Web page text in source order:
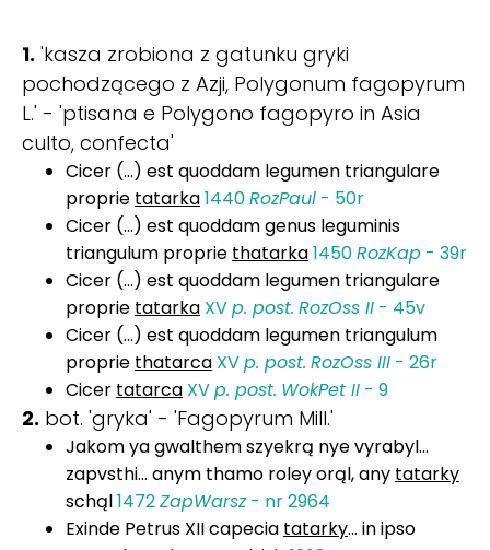
1. 'kasza zrobiona z gatunku gryki
pochodzącego z Azji, Polygonum fagopyrum
L.' - 'ptisana e Polygono fagopyro in Asia
culto, confecta'
Cicer (...) est quoddam legumen triangulare
proprie tatarka1440RozPaul - 50r
Cicer (...) est quoddam genus leguminis
triangulum proprie thatarka1450RozKap - 39r
Cicer (...) est quoddam legumen triangulare
proprie tatarka XVp. post. RozOss II - 45v
Cicer (…) est quoddam legumen triangulum
proprie thatarca XVp. post. RozOss III - 26r
Cicer tatarca XVp. post. WokPet II - 9
2. bot. 'gryka' - 'Fagopyrum Mill.'
Jakom ya gwalthem szyekrą nye vyrabyl...
zapvsthi... anym thamo roley orąl, any tatarky
schąl1472ZapWarsz- nr 2964
Exinde Petrus XII capecia tatarky... in ipso